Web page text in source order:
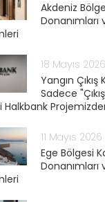
Akdeniz
Donanımları
18 Mayıs 2026
Yangın Çıkış
Sadece
Halkbank
11 Mayıs 2026
Ege Bölgesi
Donanımları